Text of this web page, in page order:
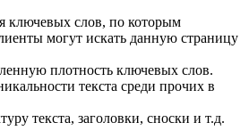
ключевых слов, по которым
могут искать данную страницу
плотность ключевых слов.
текста среди прочих в
текста, заголовки, сноски и т.д.